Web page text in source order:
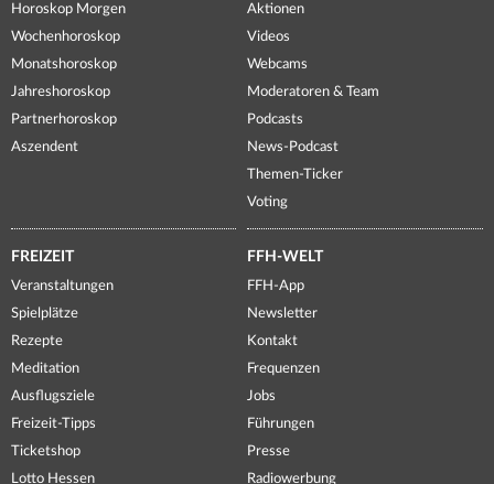
Horoskop Morgen
Wochenhoroskop
Monatshoroskop
Jahreshoroskop
Partnerhoroskop
Aszendent
Aktionen
Videos
Webcams
Moderatoren & Team
Podcasts
News-Podcast
Themen-Ticker
Voting
FREIZEIT
Veranstaltungen
Spielplätze
Rezepte
Meditation
Ausflugsziele
Freizeit-Tipps
Ticketshop
Lotto Hessen
FFH-WELT
FFH-App
Newsletter
Kontakt
Frequenzen
Jobs
Führungen
Presse
Radiowerbung